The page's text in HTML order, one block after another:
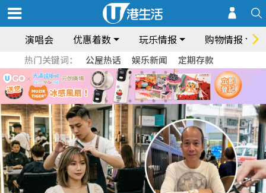
演唱会 优惠着数 玩乐情报 购物情报
热门关键词： 公屋热话 娱乐新闻 定期存款